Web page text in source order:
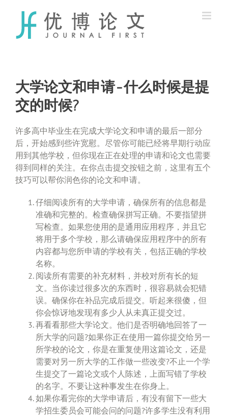
content
大学论文和申请-什么时候是提
交的时候?
许多高中毕业生在完成大学论文和申请的最后一部分
后，开始感到些许宽慰。尽管你可能已经将早期行动应
用到其他学校，但你现在正在处理的申请和论文也需要
得到同样的关注。在你点击提交按钮之前，这里有五个
技巧可以帮你润色你的论文和申请。
仔细阅读所有的大学申请，确保所有的信息都是
准确和完整的。检查确保拼写正确。不要指望拼
写检查。如果您使用的是通用应用程序，并且它
将用于多个学校，那么请确保应用程序中的所有
内容都与您所申请的学校有关，包括正确的学校
名称。
阅读所有需要的补充材料，并校对所有长的短
文。当你读过很多次的东西时，很容易就会犯错
误。确保你在补品完成后提交。听起来很傻，但
你会惊讶地发现有多少人从未真正提交过。
再看看那些大学论文。他们是否明确地回答了一
所大学的问题?如果你正在使用一篇你提交给另一
所学校的论文，你是在重复使用这篇论文，还是
需要对另一所大学的工作做一些改变?不止一个学
生提交了一篇论文或个人陈述，上面写错了学校
的名字。不要让这种事发生在你身上。
如果你看完你的大学申请后，有没有留下一些大
学招生委员会可能会问的问题?许多学生没有利用